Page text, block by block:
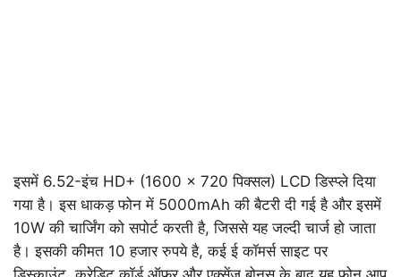
इसमें 6.52-इंच HD+ (1600 x 720 पिक्सल) LCD डिस्प्ले दिया
गया है। इस धाकड़ फोन में 5000mAh की बैटरी दी गई है और इसमें
10W की चार्जिंग को सपोर्ट करती है, जिससे यह जल्दी चार्ज हो जाता
है। इसकी कीमत 10 हजार रुपये है, कई ई कॉमर्स साइट पर